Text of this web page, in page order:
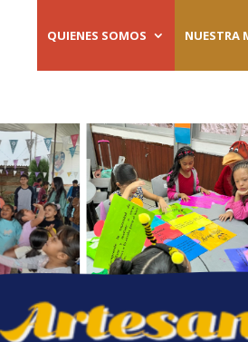
QUIENES SOMOS NUESTRA